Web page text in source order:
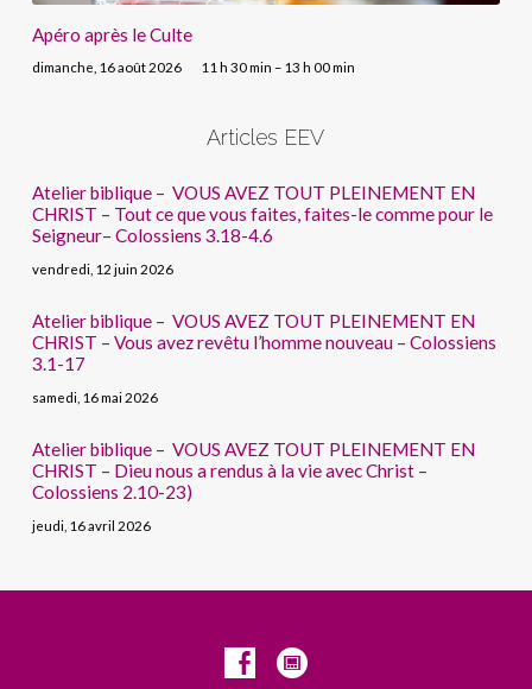
Apéro après le Culte
dimanche, 16 août 2026 11 h 30 min – 13 h 00 min
Articles EEV
Atelier biblique – VOUS AVEZ TOUT PLEINEMENT EN
CHRIST – Tout ce que vous faites, faites-le comme pour le
Seigneur– Colossiens 3.18-4.6
vendredi, 12 juin 2026
Atelier biblique – VOUS AVEZ TOUT PLEINEMENT EN
CHRIST – Vous avez revêtu l’homme nouveau – Colossiens
3.1-17
samedi, 16 mai 2026
Atelier biblique – VOUS AVEZ TOUT PLEINEMENT EN
CHRIST – Dieu nous a rendus à la vie avec Christ –
Colossiens 2.10-23)
jeudi, 16 avril 2026